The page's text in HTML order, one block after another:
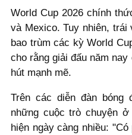
World Cup 2026 chính
và Mexico. Tuy nhiên,
bao trùm các kỳ World
cho rằng giải đấu năm
hút mạnh mẽ.
Trên các diễn đàn bóng
những cuộc trò chuyện
hiện ngày càng nhiều: